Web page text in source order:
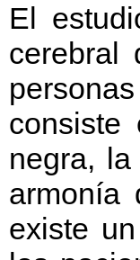
El
cerebral
consiste
negra,
armonía
existe